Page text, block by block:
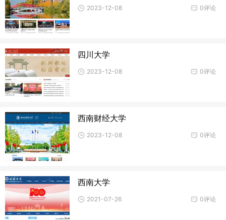
0评论
2023-12-08
四川大学
0评论
2023-12-08
西南财经大学
0评论
2023-12-08
西南大学
0评论
2021-07-26